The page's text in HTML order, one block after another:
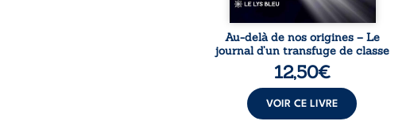
Au-delà de nos origines – Le
journal d’un transfuge de classe
12,50€
VOIR CE LIVRE